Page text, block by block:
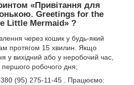
«Привітання для
Greetings for the
Little Mermaid» ?
через кошик у будь-який
протягом 15 хвилин. Якщо
у вихідний або у неробочий час,
робочого дня;
(95) 275-11-45 . Працюємо: